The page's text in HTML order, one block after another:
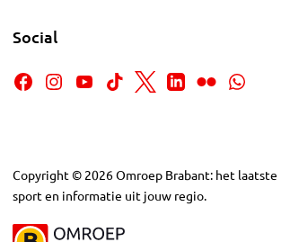
Social
Copyright © 2026Omroep Brabant: het
sport en informatie uit jouw regio.